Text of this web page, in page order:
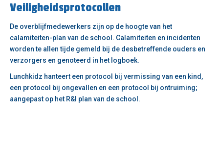
Veiligheidsprotocollen
De overblijfmedewerkers zijn op de hoogte van het
calamiteiten-plan van de school. Calamiteiten en incidenten
worden te allen tijde gemeld bij de desbetreffende ouders en
verzorgers en genoteerd in het logboek.
Lunchkidz hanteert een protocol bij vermissing van een kind,
een protocol bij ongevallen en een protocol bij ontruiming;
aangepast op het R&I plan van de school.